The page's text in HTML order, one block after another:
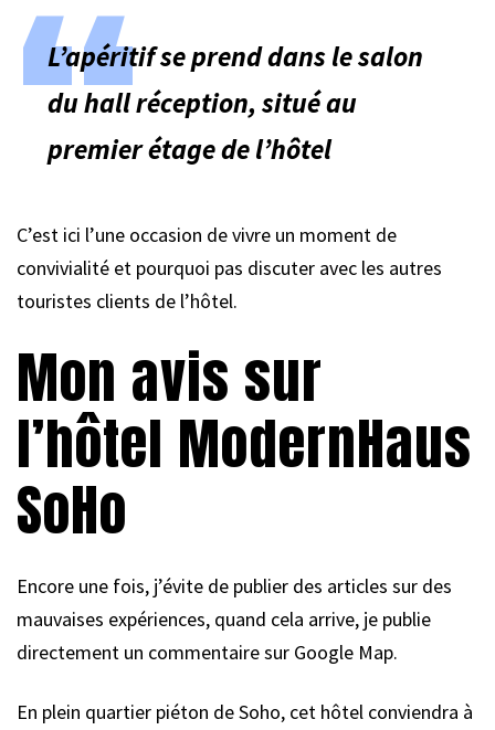
L’apéritif se prend dans le salon
du hall réception, situé au
premier étage de l’hôtel
C’est ici l’une occasion de vivre un moment de
convivialité et pourquoi pas discuter avec les autres
touristes clients de l’hôtel.
Mon avis sur
l’hôtel ModernHaus
SoHo
Encore une fois, j’évite de publier des articles sur des
mauvaises expériences, quand cela arrive, je publie
directement un commentaire sur Google Map.
En plein quartier piéton de Soho, cet hôtel conviendra à